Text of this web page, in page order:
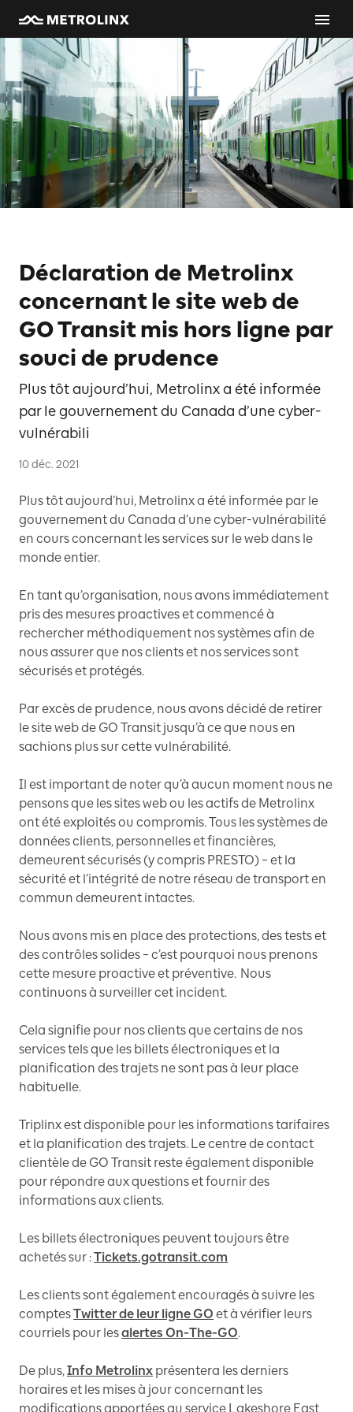
Déclaration de Metrolinx
concernant le site web de
GO Transit mis hors ligne par
souci de prudence
Plus tôt aujourd’hui, Metrolinx a été informée
par le gouvernement du Canada d’une cyber-
vulnérabili
10 déc. 2021
Plus tôt aujourd’hui, Metrolinx a été informée par le
gouvernement du Canada d’une cyber-vulnérabilité
en cours concernant les services sur le web dans le
monde entier.
En tant qu’organisation, nous avons immédiatement
pris des mesures proactives et commencé à
rechercher méthodiquement nos systèmes afin de
nous assurer que nos clients et nos services sont
sécurisés et protégés.
Par excès de prudence, nous avons décidé de retirer
le site web de GO Transit jusqu’à ce que nous en
sachions plus sur cette vulnérabilité.
Il est important de noter qu’à aucun moment nous ne
pensons que les sites web ou les actifs de Metrolinx
ont été exploités ou compromis. Tous les systèmes de
données clients, personnelles et financières,
demeurent sécurisés (y compris PRESTO) – et la
sécurité et l’intégrité de notre réseau de transport en
commun demeurent intactes.
Nous avons mis en place des protections, des tests et
des contrôles solides – c’est pourquoi nous prenons
cette mesure proactive et préventive. Nous
continuons à surveiller cet incident.
Cela signifie pour nos clients que certains de nos
services tels que les billets électroniques et la
planification des trajets ne sont pas à leur place
habituelle.
Triplinx est disponible pour les informations tarifaires
et la planification des trajets. Le centre de contact
clientèle de GO Transit reste également disponible
pour répondre aux questions et fournir des
informations aux clients.
Les billets électroniques peuvent toujours être
achetés sur :Tickets.gotransit.com
Les clients sont également encouragés à suivre les
comptesTwitter de leur ligne GO et à vérifier leurs
courriels pour lesalertes On-The-GO.
De plus,Info Metrolinx présentera les derniers
horaires et les mises à jour concernant les
modifications apportées au service Lakeshore East